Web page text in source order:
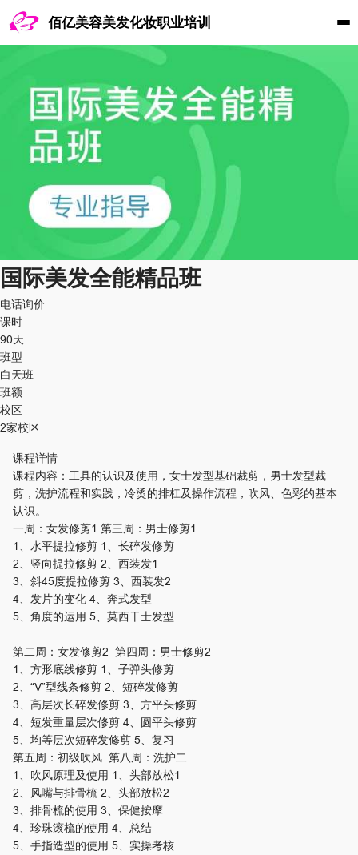
佰亿美容美发化妆职业培训
国际美发全能精品班
电话询价
课时
90天
班型
白天班
班额
校区
2家校区
课程详情
课程内容：工具的认识及使用，女士发型基础裁剪，男士发型裁
剪，洗护流程和实践，冷烫的排杠及操作流程，吹风、色彩的基本
认识。
一周：女发修剪1 第三周：男士修剪1
1、水平提拉修剪 1、长碎发修剪
2、竖向提拉修剪 2、西装发1
3、斜45度提拉修剪 3、西装发2
4、发片的变化 4、奔式发型
5、角度的运用 5、莫西干士发型
第二周：女发修剪2 第四周：男士修剪2
1、方形底线修剪 1、子弹头修剪
2、“V”型线条修剪 2、短碎发修剪
3、高层次长碎发修剪 3、方平头修剪
4、短发重量层次修剪 4、圆平头修剪
5、均等层次短碎发修剪 5、复习
第五周：初级吹风 第八周：洗护二
1、吹风原理及使用 1、头部放松1
2、风嘴与排骨梳 2、头部放松2
3、排骨梳的使用 3、保健按摩
4、珍珠滚梳的使用 4、总结
5、手指造型的使用 5、实操考核